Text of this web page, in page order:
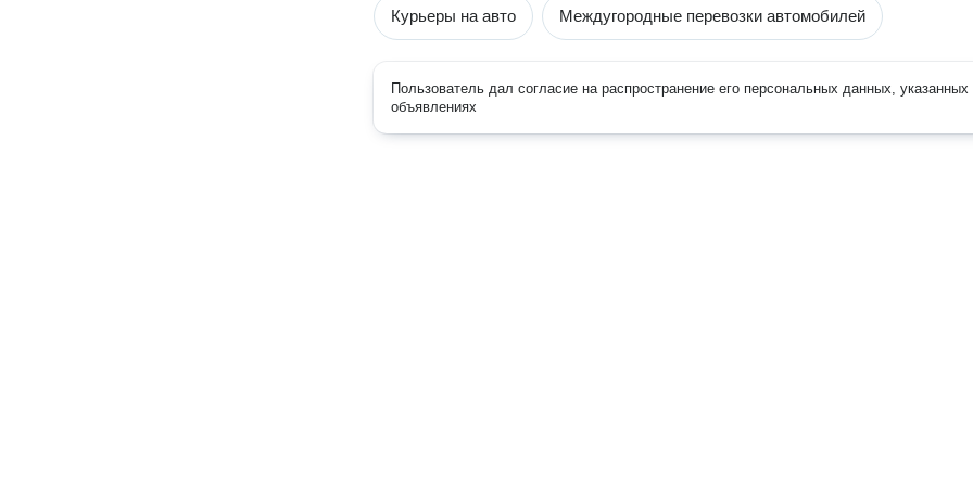
Курьеры на авто Междугородные перевозки автомобилей
Пользователь дал согласие на распространение его персональных данных, указанных
объявлениях